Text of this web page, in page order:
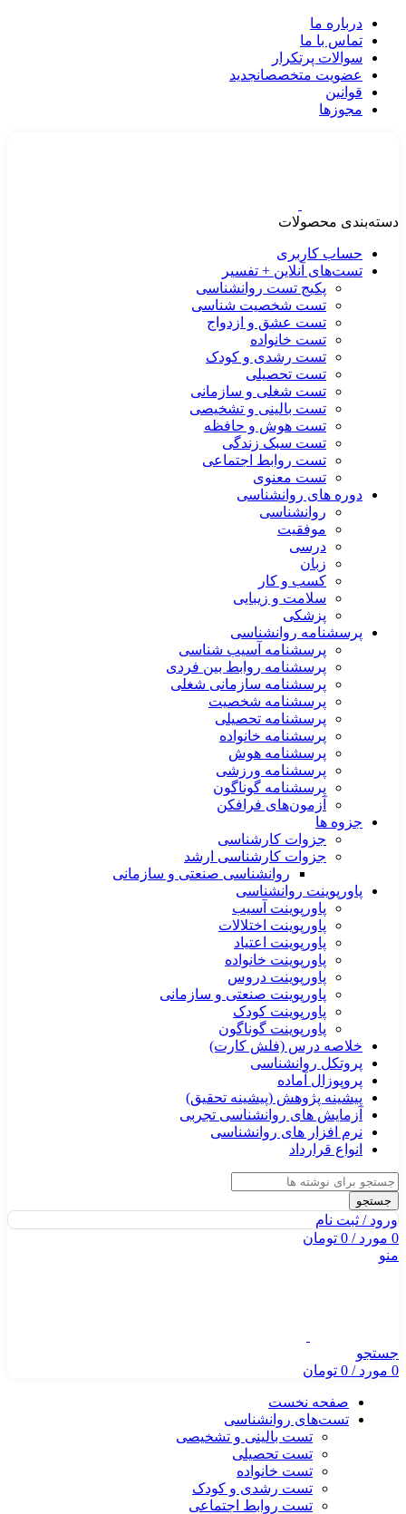
درباره ما
تماس با ما
سوالات پرتکرار
عضویت متخصصانجدید
قوانین
مجوزها
دسته‌بندی محصولات
حساب کاربری
تست‌های آنلاین + تفسیر
پکیج تست روانشناسی
تست شخصیت شناسی
تست عشق و ازدواج
تست خانواده
تست رشدی و کودک
تست تحصیلی
تست شغلی و سازمانی
تست بالینی و تشخیصی
تست هوش و حافظه
تست سبک زندگی
تست روابط اجتماعی
تست معنوی
دوره های روانشناسی
روانشناسی
موفقیت
درسی
زبان
کسب و کار
سلامت و زیبایی
پزشکی
پرسشنامه روانشناسی
پرسشنامه آسیب شناسی
پرسشنامه روابط بین فردی
پرسشنامه سازمانی شغلی
پرسشنامه شخصیت
پرسشنامه تحصیلی
پرسشنامه خانواده
پرسشنامه هوش
پرسشنامه ورزشی
پرسشنامه گوناگون
آزمون‌های فرافکن
جزوه ها
جزوات کارشناسی
جزوات کارشناسی ارشد
روانشناسی صنعتی و سازمانی
پاورپوینت روانشناسی
پاورپوینت آسیب
پاورپوینت اختلالات
پاورپوینت اعتیاد
پاورپوینت خانواده
پاورپوینت دروس
پاورپوینت صنعتی و سازمانی
پاورپوینت کودک
پاورپوینت گوناگون
خلاصه درس (فلش کارت)
پروتکل روانشناسی
پروپوزال آماده
پیشینه پژوهش (پیشینه تحقیق)
آزمایش های روانشناسی تجربی
نرم افزار های روانشناسی
انواع قرارداد
جستجو
ورود / ثبت نام
0 مورد/
0 تومان
منو
جستجو
0 مورد/
0 تومان
صفحه نخست
تست‌های روانشناسی
تست بالینی و تشخیصی
تست تحصیلی
تست خانواده
تست رشدی و کودک
تست روابط اجتماعی